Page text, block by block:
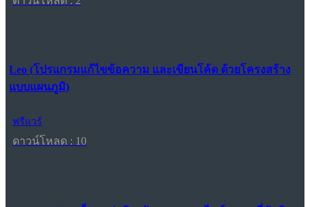
Leo (โปรแกรมแก้ไขข้อความ และเขียนโค้ด ด้วยโครงสร้าง
แบบแผนภูมิ)
ฟรีแวร์
ดาวน์โหลด : 10